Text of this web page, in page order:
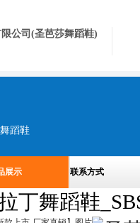
公司(圣芭莎舞蹈鞋)
蹈鞋
展示 联系方式
丁舞蹈鞋